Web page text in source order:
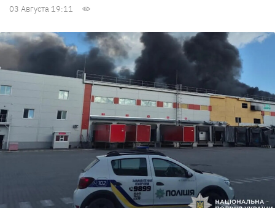
03 Августа 19:11